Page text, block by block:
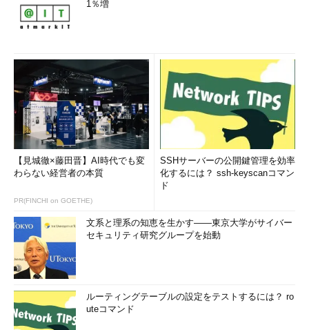
1％増
【見城徹×藤田晋】AI時代でも変
わらない経営者の本質
PR(FINCHI on GOETHE)
SSHサーバーの公開鍵管理を効率
化するには？ ssh-keyscanコマン
ド
文系と理系の知恵を生かす――東京大学がサイバー
セキュリティ研究グループを始動
ルーティングテーブルの設定をテストするには？ ro
uteコマンド